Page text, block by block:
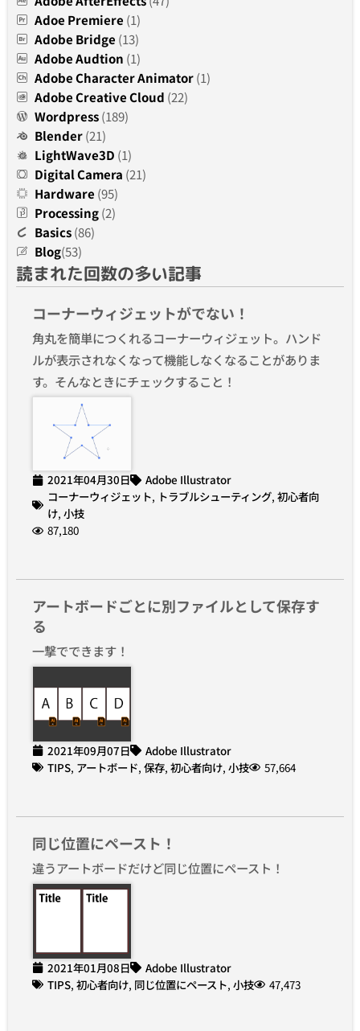
Adoe Premiere (1)
Adobe Bridge (13)
Adobe Audtion (1)
Adobe Character Animator(1)
Adobe Creative Cloud (22)
Wordpress(189)
Blender(21)
LightWave3D (1)
Digital Camera (21)
Hardware (95)
Processing(2)
Basics(86)
Blog(53)
読まれた回数の多い記事
コーナーウィジェットがでない！
角丸を簡単につくれるコーナーウィジェット。ハンド
ルが表示されなくなって機能しなくなることがありま
す。そんなときにチェックすること！
2021年04月30日
Adobe Illustrator
コーナーウィジェット, トラブルシューティング, 初心者向
け, 小技
87,180
アートボードごとに別ファイルとして保存す
る
一撃でできます！
2021年09月07日
Adobe Illustrator
TIPS, アートボード, 保存, 初心者向け, 小技 57,664
同じ位置にペースト！
違うアートボードだけど同じ位置にペースト！
2021年01月08日
Adobe Illustrator
TIPS, 初心者向け, 同じ位置にペースト, 小技 47,473